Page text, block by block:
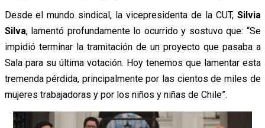
Desde el mundo sindical, la vicepresidenta de la CUT, Silvia
Silva, lamentó profundamente lo ocurrido y sostuvo que: “Se
impidió terminar la tramitación de un proyecto que pasaba a
Sala para su última votación. Hoy tenemos que lamentar esta
tremenda pérdida, principalmente por las cientos de miles de
mujeres trabajadoras y por los niños y niñas de Chile”.